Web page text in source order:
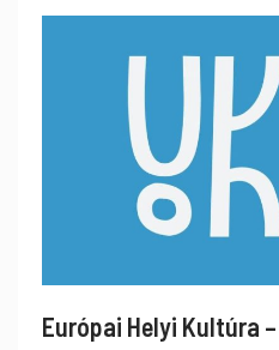
Európai Helyi Kultúra